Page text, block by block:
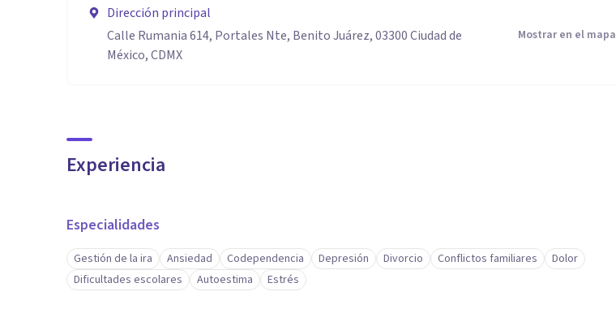
Dirección principal
Calle Rumania 614, Portales Nte, Benito Juárez, 03300 Ciudad de
México, CDMX
Mostrar en el mapa
Experiencia
Especialidades
Gestión de la ira Ansiedad Codependencia Depresión Divorcio Conflictos familiares
Dolor
Dificultades escolares
Autoestima Estrés